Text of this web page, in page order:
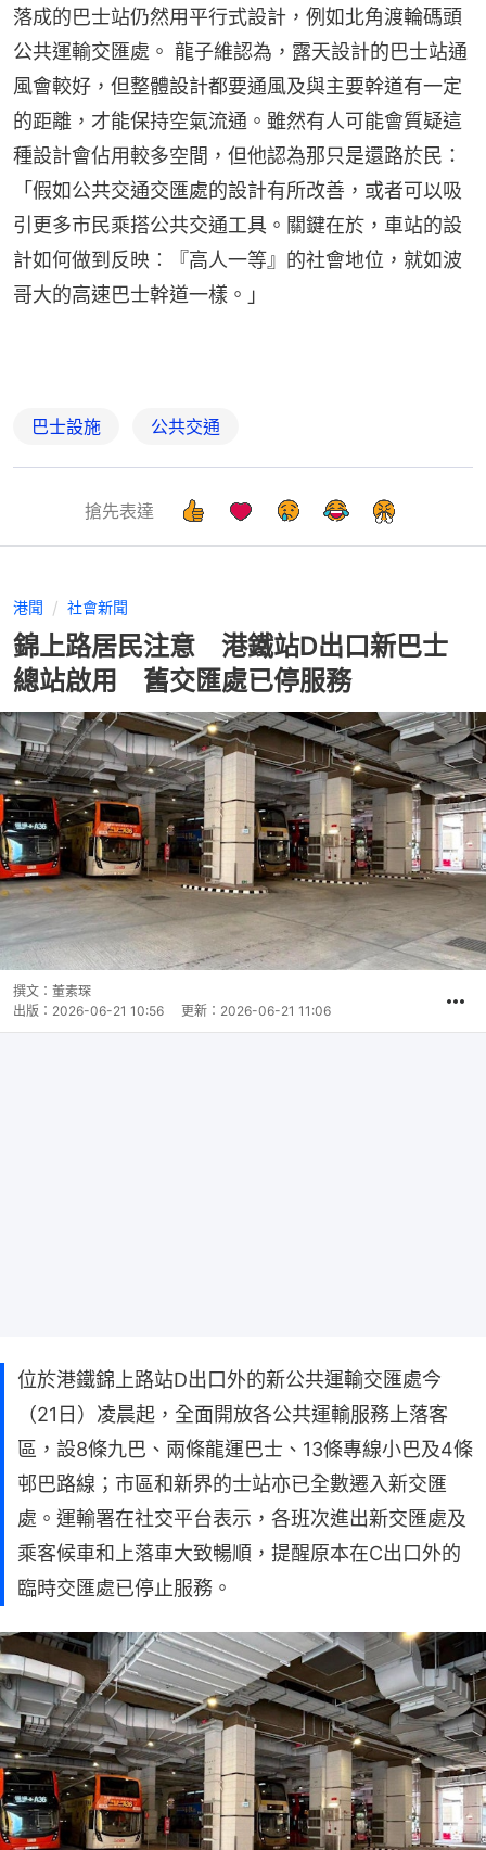
落成的巴士站仍然用平行式設計，例如北角渡輪碼頭
公共運輸交匯處。 龍子維認為，露天設計的巴士站通
風會較好，但整體設計都要通風及與主要幹道有一定
的距離，才能保持空氣流通。雖然有人可能會質疑這
種設計會佔用較多空間，但他認為那只是還路於民：
「假如公共交通交匯處的設計有所改善，或者可以吸
引更多市民乘搭公共交通工具。關鍵在於，車站的設
計如何做到反映︰『高人一等』的社會地位，就如波
哥大的高速巴士幹道一樣。」
巴士設施 公共交通
搶先表達
港聞 社會新聞
錦上路居民注意 港鐵站D出口新巴士
總站啟用 舊交匯處已停服務
撰文： 董素琛
出版： 2026-06-21 10:56 更新： 2026-06-21 11:06
位於港鐵錦上路站D出口外的新公共運輸交匯處今
（21日）凌晨起，全面開放各公共運輸服務上落客
區，設8條九巴、兩條龍運巴士、13條專線小巴及4條
邨巴路線；市區和新界的士站亦已全數遷入新交匯
處。運輸署在社交平台表示，各班次進出新交匯處及
乘客候車和上落車大致暢順，提醒原本在C出口外的
臨時交匯處已停止服務。